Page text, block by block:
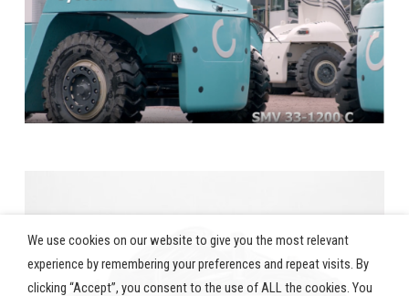
We use cookies on our website to give you the most relevant
experience by remembering your preferences and repeat visits. By
clicking “Accept”, you consent to the use of ALL the cookies. You